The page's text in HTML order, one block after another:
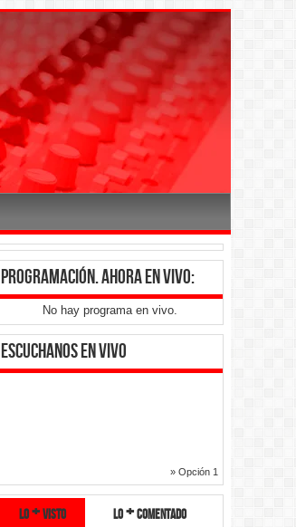
programación. ahora en vivo:
No hay programa en vivo.
Escuchanos en vivo
» Opción 1
lo + visto lo + comentado